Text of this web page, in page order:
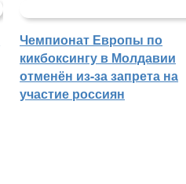
Чемпионат Европы по
кикбоксингу в Молдавии
отменён из-за запрета на
участие россиян